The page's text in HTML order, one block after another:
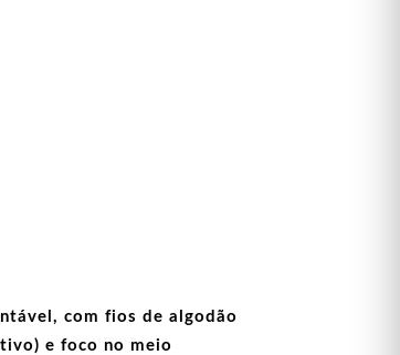
com fios de algodão
e foco no meio